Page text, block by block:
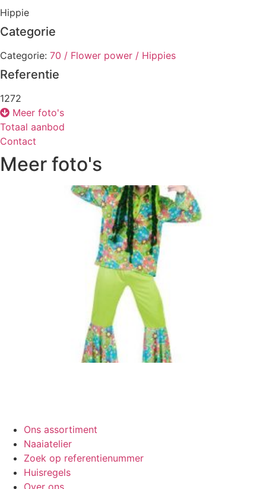
Hippie
Categorie
Categorie: 70 / Flower power / Hippies
Referentie
1272
Meer foto's
Totaal aanbod
Contact
Meer foto's
Ons assortiment
Naaiatelier
Zoek op referentienummer
Huisregels